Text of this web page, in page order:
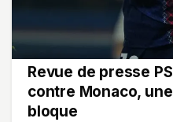
Revue de presse
contre Monaco,
bloque